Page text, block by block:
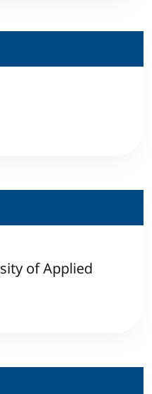
Master
am MCI
Finder
of Applied